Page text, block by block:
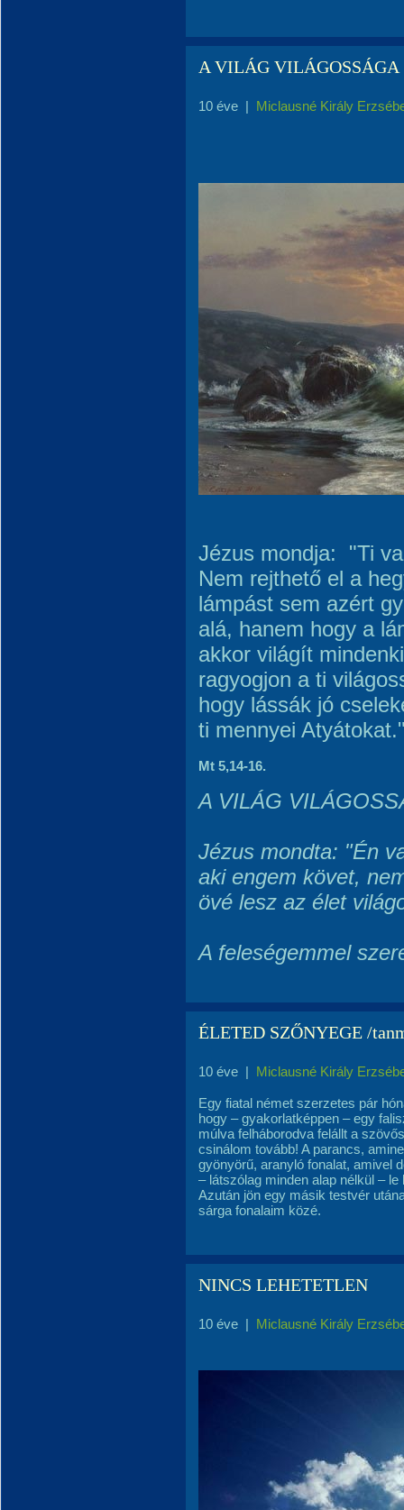
A VILÁG VILÁGOSSÁGA
10 éve | Miclausné Király
Jézus mondja: "Ti
Nem rejthető el a
lámpást sem azért
alá, hanem hogy a
akkor világít
ragyogjon a ti
hogy lássák jó
ti mennyei
Mt 5,14-16.
A VILÁG
Jézus mondta: "Én
aki engem követ,
övé lesz az élet
A feleségemmel
ÉLETED SZŐNYEGE /
10 éve | Miclausné Király
Egy fiatal német szerzetes pár
hogy – gyakorlatképpen – egy
múlva felháborodva felállt a
csinálom tovább! A parancs,
gyönyörű, aranyló fonalat, amivel
– látszólag minden alap nélkül – le
Azután jön egy másik testvér
sárga fonalaim közé.
NINCS LEHETETLEN
10 éve | Miclausné Király